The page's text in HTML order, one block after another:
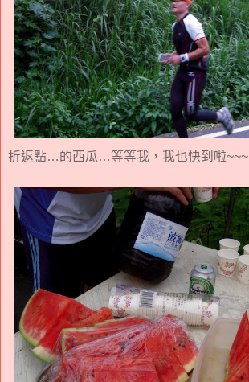
折返點…的西瓜…等等我，我也快到啦~~~